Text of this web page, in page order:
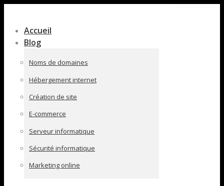
pleine
largeur
Accueil
Blog
Noms de domaines
Hébergement internet
Création de site
E-commerce
Serveur informatique
Sécurité informatique
Marketing online